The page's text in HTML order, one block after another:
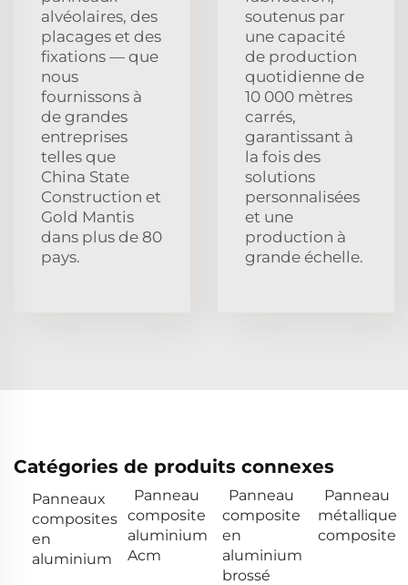
alvéolaires, des
placages et des
fixations — que
nous
fournissons à
de grandes
entreprises
telles que
China State
Construction et
Gold Mantis
dans plus de 80
pays.
soutenus par
une capacité
de production
quotidienne de
10 000 mètres
carrés,
garantissant à
la fois des
solutions
personnalisées
et une
production à
grande échelle.
Catégories de produits connexes
Panneaux
composites
en
aluminium
Panneau
composite
aluminium
Acm
Panneau
composite
en
aluminium
brossé
Panneau
métallique
composite